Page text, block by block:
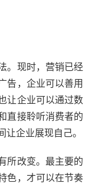
。现时，营销已经
告，企业可以善用
让企业可以通过数
直接聆听消费者的
企业展现自己。
所改变。最主要的
色，才可以在节奏